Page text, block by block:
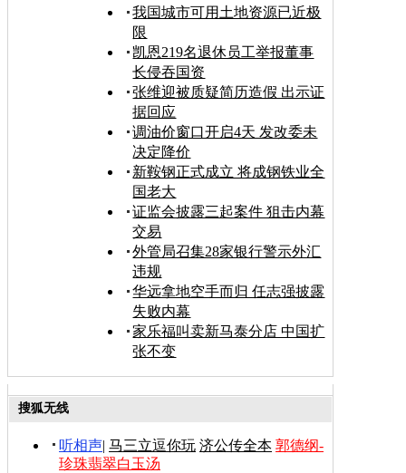
我国城市可用土地资源已近极
限
凯恩219名退休员工举报董事
长侵吞国资
张维迎被质疑简历造假 出示证
据回应
调油价窗口开启4天 发改委未
决定降价
新鞍钢正式成立 将成钢铁业全
国老大
证监会披露三起案件 狙击内幕
交易
外管局召集28家银行警示外汇
违规
华远拿地空手而归 任志强披露
失败内幕
家乐福叫卖新马泰分店 中国扩
张不变
搜狐无线
听相声| 马三立逗你玩 济公传全本 郭德纲-
珍珠翡翠白玉汤